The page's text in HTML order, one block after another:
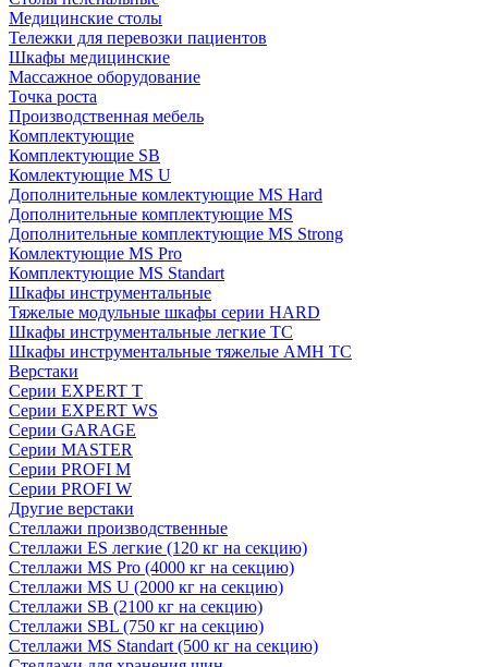
Медицинские столы
Тележки для перевозки пациентов
Шкафы медицинские
Массажное оборудование
Точка роста
Производственная мебель
Комплектующие
Комплектующие SB
Комлектующие MS U
Дополнительные комлектующие MS Hard
Дополнительные комплектующие MS
Дополнительные комплектующие MS Strong
Комлектующие MS Pro
Комплектующие MS Standart
Шкафы инструментальные
Тяжелые модульные шкафы серии HARD
Шкафы инструментальные легкие ТС
Шкафы инструментальные тяжелые AMH TC
Верстаки
Серии EXPERT T
Серии EXPERT WS
Серии GARAGE
Серии MASTER
Серии PROFI M
Серии PROFI W
Другие верстаки
Стеллажи производственные
Стеллажи ES легкие (120 кг на секцию)
Стеллажи MS Pro (4000 кг на секцию)
Стеллажи MS U (2000 кг на секцию)
Стеллажи SB (2100 кг на секцию)
Стеллажи SBL (750 кг на секцию)
Стеллажи MS Standart (500 кг на секцию)